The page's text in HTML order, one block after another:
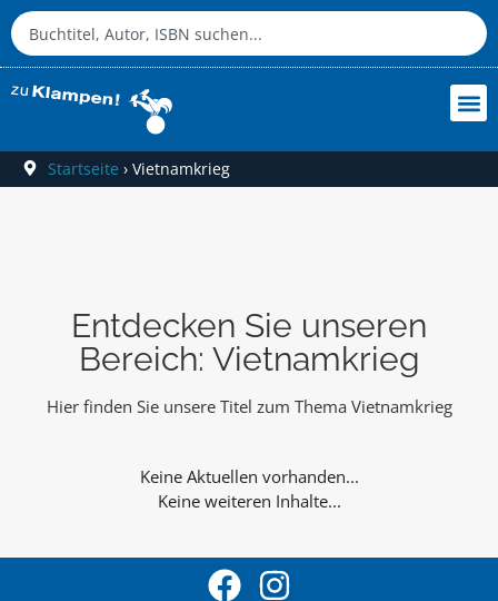
Startseite › Vietnamkrieg
Entdecken Sie unseren
Bereich: Vietnamkrieg
Hier finden Sie unsere Titel zum Thema Vietnamkrieg
Keine weiteren Inhalte...